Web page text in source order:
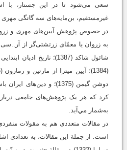
سعی می‌شود تا در این جستار، با
غیرمستقیم، بن‌مایه‌های سه گانگی مهری
در خصوص پژوهش آیین‌های مهری و
شائول شاکد (1387)؛ تاریخ
کرد که هر یک پژوهش‌های جامعی
به‌شمار مي‌آيد.
در مقالات متعددی هم به مقولات
است. از جملة این مقالات، به تعدادی